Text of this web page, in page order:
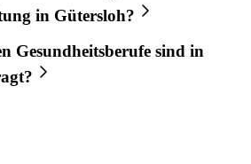
in Gütersloh?
Gesundheitsberufe sind in